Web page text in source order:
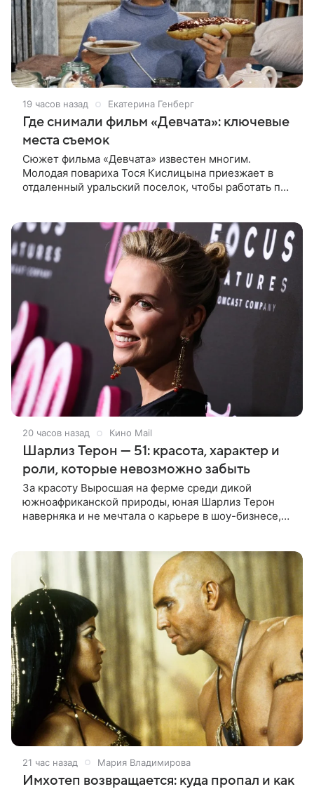
19 часов назад Екатерина Генберг
Где снимали фильм «Девчата»: ключевые
места съемок
Сюжет фильма «Девчата» известен многим.
Молодая повариха Тося Кислицына приезжает в
отдаленный уральский поселок, чтобы работать по
20 часов назад Кино Mail
Шарлиз Терон — 51: красота, характер и
роли, которые невозможно забыть
За красоту Выросшая на ферме среди дикой
южноафриканской природы, юная Шарлиз Терон
наверняка и не мечтала о карьере в шоу-бизнесе,
21 час назад Мария Владимирова
Имхотеп возвращается: куда пропал и как